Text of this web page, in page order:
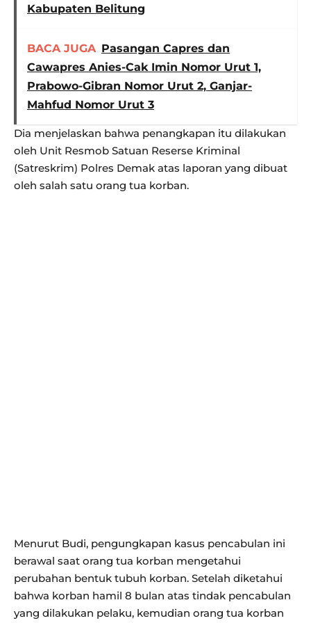
Kabupaten Belitung
BACA JUGA Pasangan Capres dan
Cawapres Anies-Cak Imin Nomor Urut 1,
Prabowo-Gibran Nomor Urut 2, Ganjar-
Mahfud Nomor Urut 3
Dia menjelaskan bahwa penangkapan itu dilakukan
oleh Unit Resmob Satuan Reserse Kriminal
(Satreskrim) Polres Demak atas laporan yang dibuat
oleh salah satu orang tua korban.
Menurut Budi, pengungkapan kasus pencabulan ini
berawal saat orang tua korban mengetahui
perubahan bentuk tubuh korban. Setelah diketahui
bahwa korban hamil 8 bulan atas tindak pencabulan
yang dilakukan pelaku, kemudian orang tua korban